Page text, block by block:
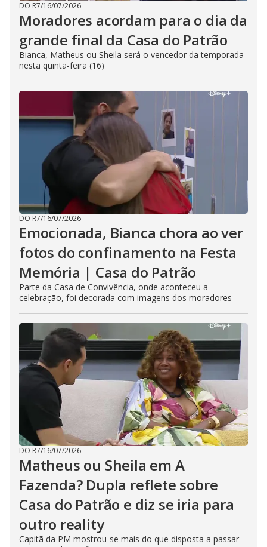
DO R7/16/07/2026
Moradores acordam para o dia da
grande final da Casa do Patrão
Bianca, Matheus ou Sheila será o vencedor da temporada
nesta quinta-feira (16)
DO R7/16/07/2026
Emocionada, Bianca chora ao ver
fotos do confinamento na Festa
Memória | Casa do Patrão
Parte da Casa de Convivência, onde aconteceu a
celebração, foi decorada com imagens dos moradores
DO R7/16/07/2026
Matheus ou Sheila em A
Fazenda? Dupla reflete sobre
Casa do Patrão e diz se iria para
outro reality
Capitã da PM mostrou-se mais do que disposta a passar